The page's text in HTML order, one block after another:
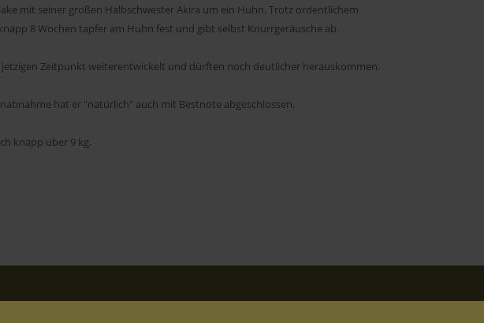
mit seiner großen Halbschwester Akira um ein Huhn. Trotz ordentlichem
8 Wochen tapfer am Huhn fest und gibt selbst Knurrgeräusche ab.
jetzigen Zeitpunkt weiterentwickelt und dürften noch deutlicher herauskommen.
hat er "natürlich" auch mit Bestnote abgeschlossen.
knapp über 9 kg.